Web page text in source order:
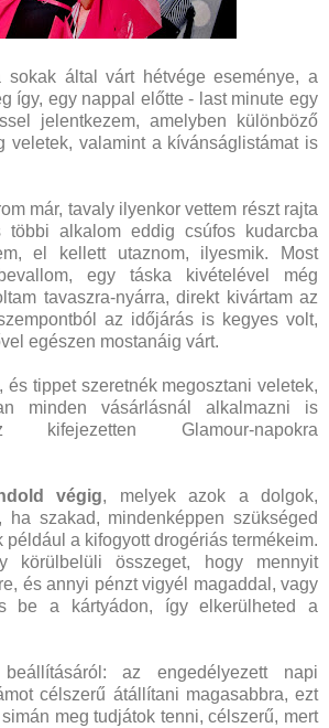
sokak által várt hétvége eseménye, a
így, egy nappal előtte - last minute egy
jelentkezem, amelyben különböző
veletek, valamint a kívánságlistámat is
már, tavaly ilyenkor vettem részt rajta
többi alkalom eddig csúfos kudarcba
el kellett utaznom, ilyesmik. Most
egy táska kivételével még
tavaszra-nyárra, direkt kivártam az
az időjárás is kegyes volt,
egészen mostanáig várt.
és tippet szeretnék megosztani veletek,
minden vásárlásnál alkalmazni is
kifejezetten Glamour-napokra
végig, melyek azok a dolgok,
ha szakad, mindenképpen szükséged
például a kifogyott drogériás termékeim.
körülbelüli összeget, hogy mennyit
és annyi pénzt vigyél magaddal, vagy
be a kártyádon, így elkerülheted a
az engedélyezett napi
célszerű átállítani magasabbra, ezt
meg tudjátok tenni, célszerű, mert